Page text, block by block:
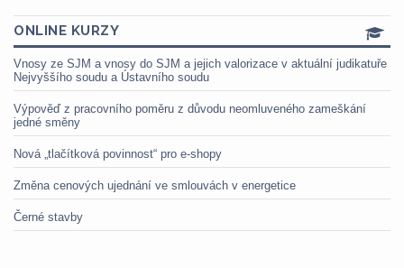
ONLINE KURZY
Vnosy ze SJM a vnosy do SJM a jejich valorizace v aktuální judikatuře
Nejvyššího soudu a Ústavního soudu
Výpověď z pracovního poměru z důvodu neomluveného zameškání
jedné směny
Nová „tlačítková povinnost“ pro e-shopy
Změna cenových ujednání ve smlouvách v energetice
Černé stavby